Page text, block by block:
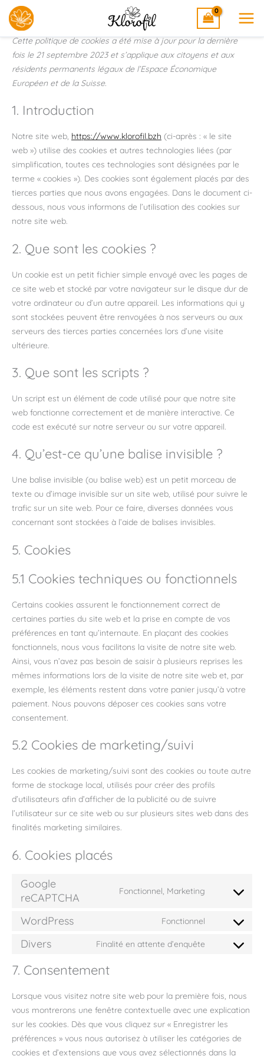
Aller
au
contenu
Politique de cookies (UE)
Cette politique de cookies a été mise à jour pour la dernière
fois le 21 septembre 2023 et s’applique aux citoyens et aux
résidents permanents légaux de l’Espace Économique
Européen et de la Suisse.
1. Introduction
Notre site web, https://www.klorofil.bzh (ci-après : « le site
web ») utilise des cookies et autres technologies liées (par
simplification, toutes ces technologies sont désignées par le
terme « cookies »). Des cookies sont également placés par des
tierces parties que nous avons engagées. Dans le document ci-
dessous, nous vous informons de l’utilisation des cookies sur
notre site web.
2. Que sont les cookies ?
Un cookie est un petit fichier simple envoyé avec les pages de
ce site web et stocké par votre navigateur sur le disque dur de
votre ordinateur ou d’un autre appareil. Les informations qui y
sont stockées peuvent être renvoyées à nos serveurs ou aux
serveurs des tierces parties concernées lors d’une visite
ultérieure.
3. Que sont les scripts ?
Un script est un élément de code utilisé pour que notre site
web fonctionne correctement et de manière interactive. Ce
code est exécuté sur notre serveur ou sur votre appareil.
4. Qu’est-ce qu’une balise invisible ?
Une balise invisible (ou balise web) est un petit morceau de
texte ou d’image invisible sur un site web, utilisé pour suivre le
trafic sur un site web. Pour ce faire, diverses données vous
concernant sont stockées à l’aide de balises invisibles.
5. Cookies
5.1 Cookies techniques ou fonctionnels
Certains cookies assurent le fonctionnement correct de
certaines parties du site web et la prise en compte de vos
préférences en tant qu’internaute. En plaçant des cookies
fonctionnels, nous vous facilitons la visite de notre site web.
Ainsi, vous n’avez pas besoin de saisir à plusieurs reprises les
mêmes informations lors de la visite de notre site web et, par
exemple, les éléments restent dans votre panier jusqu’à votre
paiement. Nous pouvons déposer ces cookies sans votre
consentement.
5.2 Cookies de marketing/suivi
Les cookies de marketing/suivi sont des cookies ou toute autre
forme de stockage local, utilisés pour créer des profils
d’utilisateurs afin d’afficher de la publicité ou de suivre
l’utilisateur sur ce site web ou sur plusieurs sites web dans des
finalités marketing similaires.
6. Cookies placés
Google
reCAPTCHA
Fonctionnel, Marketing
Consent
service
google-
WordPress Fonctionnel
Consent
Divers Finalité en attente d’enquête
Consent
divers
7. Consentement
Lorsque vous visitez notre site web pour la première fois, nous
vous montrerons une fenêtre contextuelle avec une explication
sur les cookies. Dès que vous cliquez sur « Enregistrer les
préférences » vous nous autorisez à utiliser les catégories de
cookies et d’extensions que vous avez sélectionnés dans la